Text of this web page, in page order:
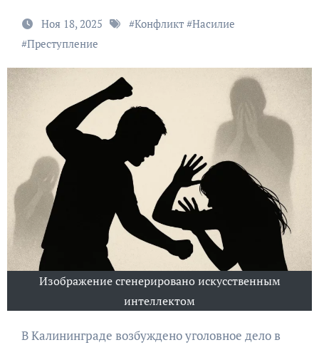
Ноя 18, 2025 #Конфликт#Насилие
#Преступление
Изображение сгенерировано искусственным
интеллектом
В Калининграде возбуждено уголовное дело в